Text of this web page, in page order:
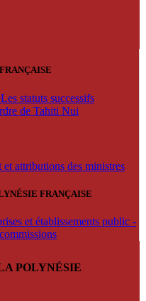
Les statuts successifs
de Tahiti Nui
attributions des ministres
FRANÇAISE
et établissements public -
POLYNÉSIE